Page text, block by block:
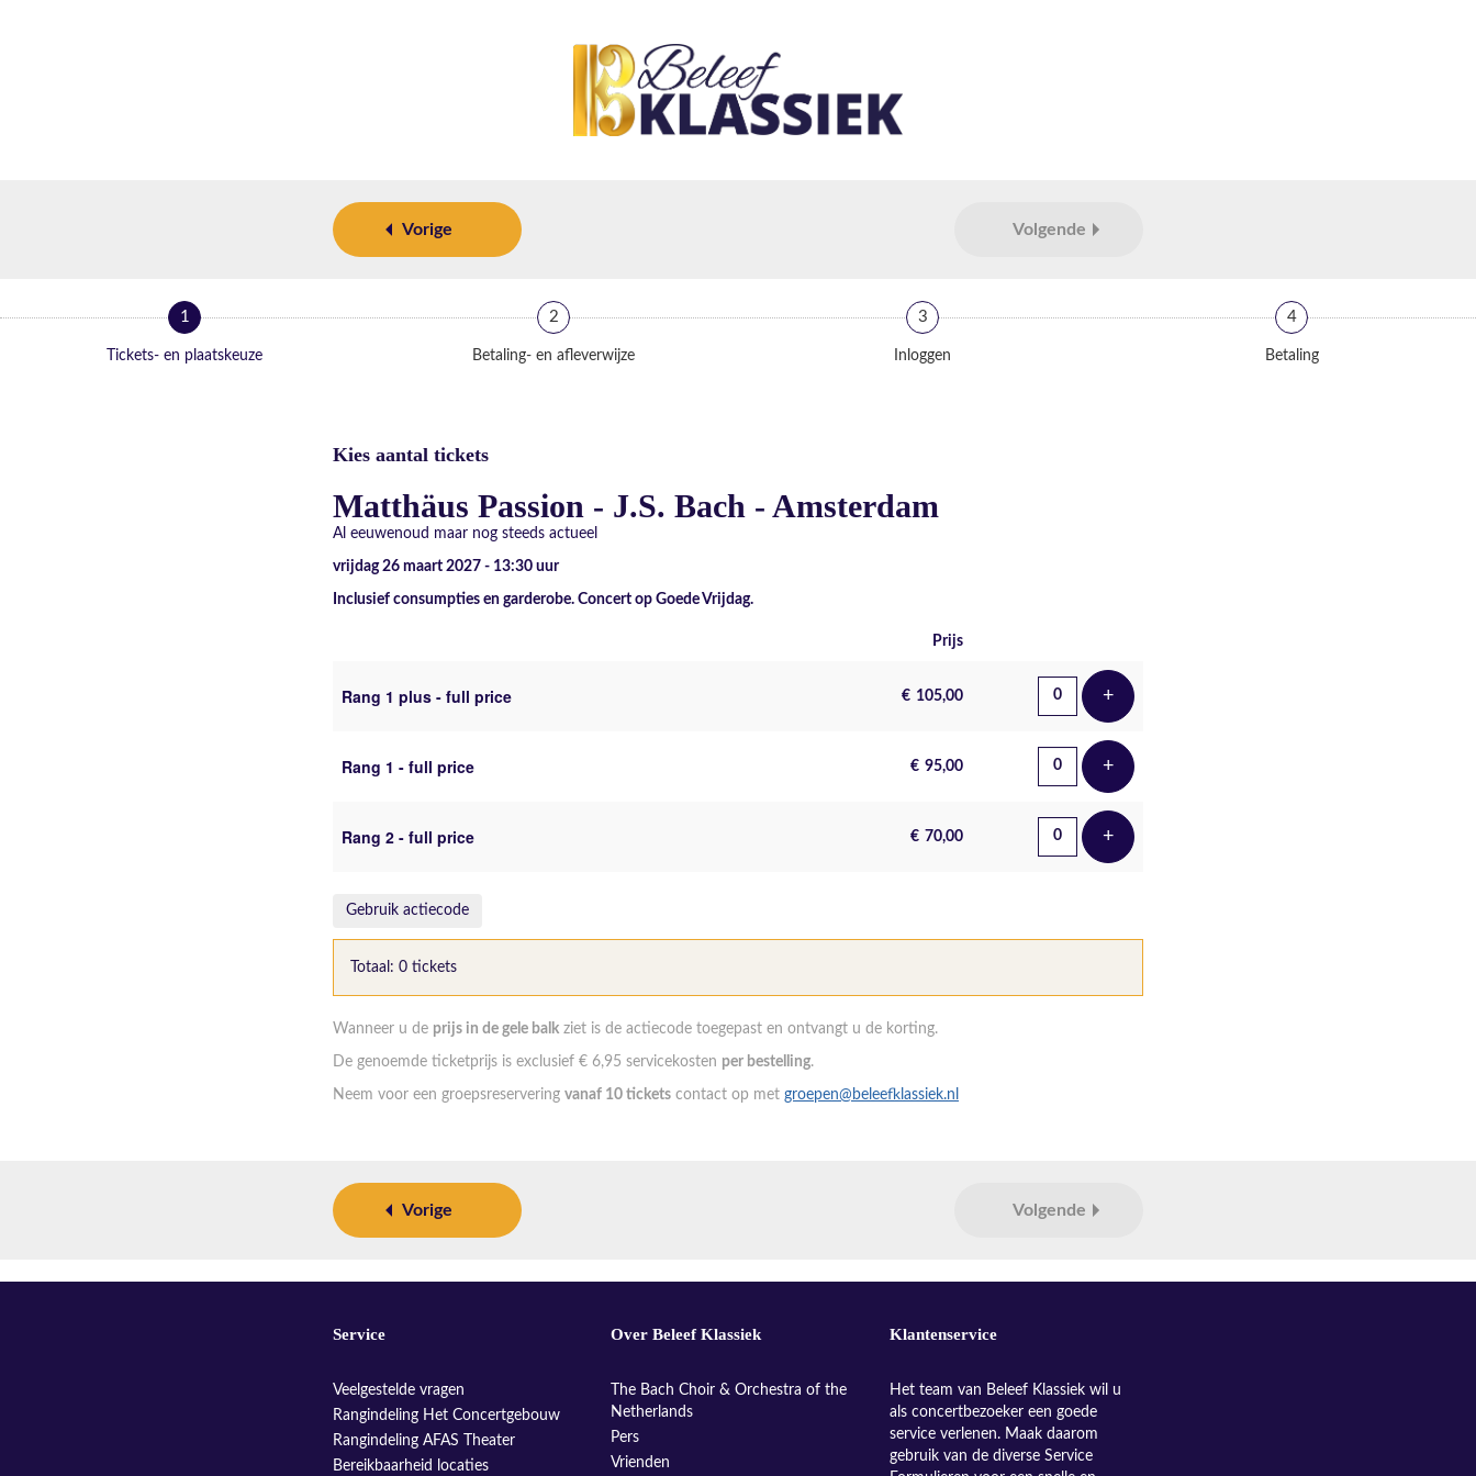
Vorige Volgende
1
Tickets- en plaatskeuze
2
Betaling- en afleverwijze
3
Inloggen
4
Betaling
Kies aantal tickets
Matthäus Passion - J.S. Bach - Amsterdam
Al eeuwenoud maar nog steeds actueel
vrijdag 26 maart 2027 - 13:30 uur
Inclusief consumpties en garderobe. Concert op Goede Vrijdag.
Prijs
Rang 1 plus - full price € 105,00 +Voeg ticket toe
Rang 1 - full price € 95,00 +Voeg ticket toe
Rang 2 - full price € 70,00 +Voeg ticket toe
Gebruik actiecode
Totaal: 0 tickets
Wanneer u de prijs in de gele balk ziet is de actiecode toegepast en ontvangt u de korting.
De genoemde ticketprijs is exclusief € 6,95 servicekosten per bestelling.
Neem voor een groepsreservering vanaf 10 tickets contact op met groepen@beleefklassiek.nl
Vorige Volgende
Service
Veelgestelde vragen
Rangindeling Het Concertgebouw
Rangindeling AFAS Theater
Bereikbaarheid locaties
Over Beleef Klassiek
The Bach Choir & Orchestra of the
Netherlands
Pers
Vrienden
Klantenservice
Het team van Beleef Klassiek wil u
als concertbezoeker een goede
service verlenen. Maak daarom
gebruik van de diverse Service